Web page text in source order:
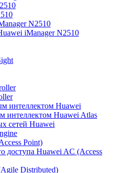
N2510
iManager N2510
интеллектом Huawei
интеллектом Huawei Atlas
сетей Huawei
Point)
доступа Huawei AC (Access
Distributed)